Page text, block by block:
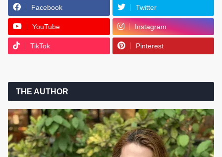
Facebook Twitter
YouTube Instagram
TikTok Pinterest
THE AUTHOR